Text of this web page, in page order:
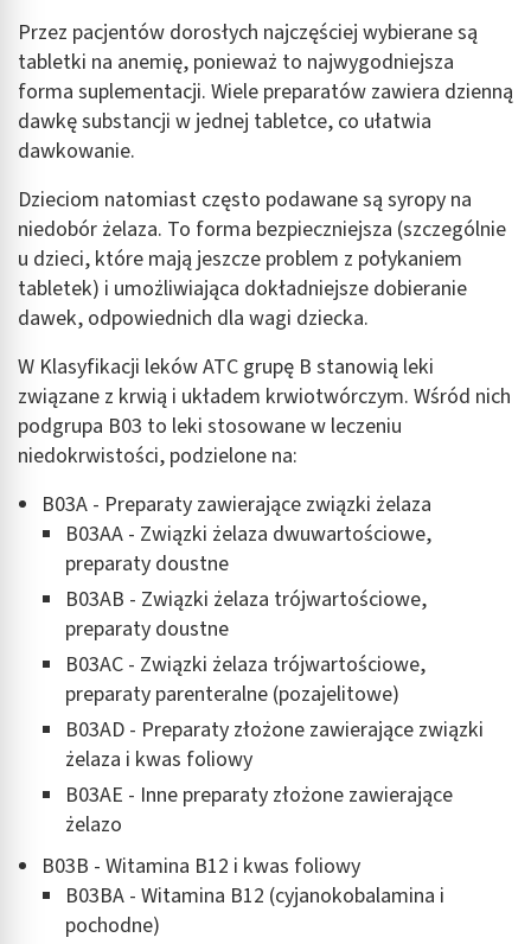
Przez pacjentów dorosłych najczęściej wybierane są
tabletki na anemię, ponieważ to najwygodniejsza
forma suplementacji. Wiele preparatów zawiera dzienną
dawkę substancji w jednej tabletce, co ułatwia
dawkowanie.
Dzieciom natomiast często podawane są syropy na
niedobór żelaza. To forma bezpieczniejsza (szczególnie
u dzieci, które mają jeszcze problem z połykaniem
tabletek) i umożliwiająca dokładniejsze dobieranie
dawek, odpowiednich dla wagi dziecka.
W Klasyfikacji leków ATC grupę B stanowią leki
związane z krwią i układem krwiotwórczym. Wśród nich
podgrupa B03 to leki stosowane w leczeniu
niedokrwistości, podzielone na:
B03A - Preparaty zawierające związki żelaza
B03AA - Związki żelaza dwuwartościowe,
preparaty doustne
B03AB - Związki żelaza trójwartościowe,
preparaty doustne
B03AC - Związki żelaza trójwartościowe,
preparaty parenteralne (pozajelitowe)
B03AD - Preparaty złożone zawierające związki
żelaza i kwas foliowy
B03AE - Inne preparaty złożone zawierające
żelazo
B03B - Witamina B12 i kwas foliowy
B03BA - Witamina B12 (cyjanokobalamina i
pochodne)